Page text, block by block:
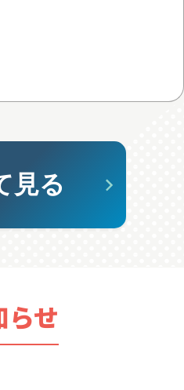
見る
らせ